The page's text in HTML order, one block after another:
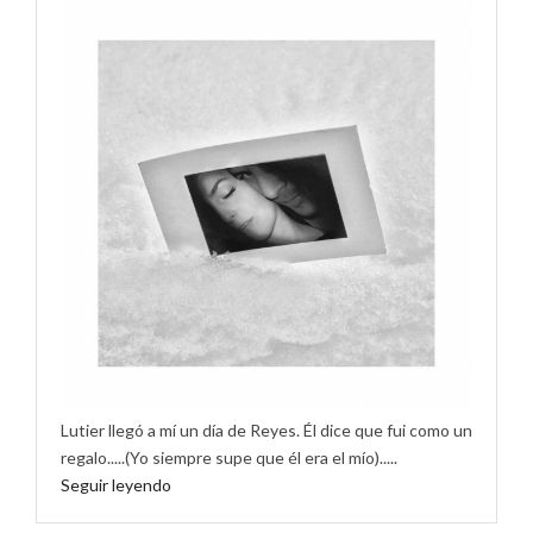
Lutier llegó a mí un día de Reyes. Él dice que fui como un
regalo.....(Yo siempre supe que él era el mío).....
Seguir leyendo